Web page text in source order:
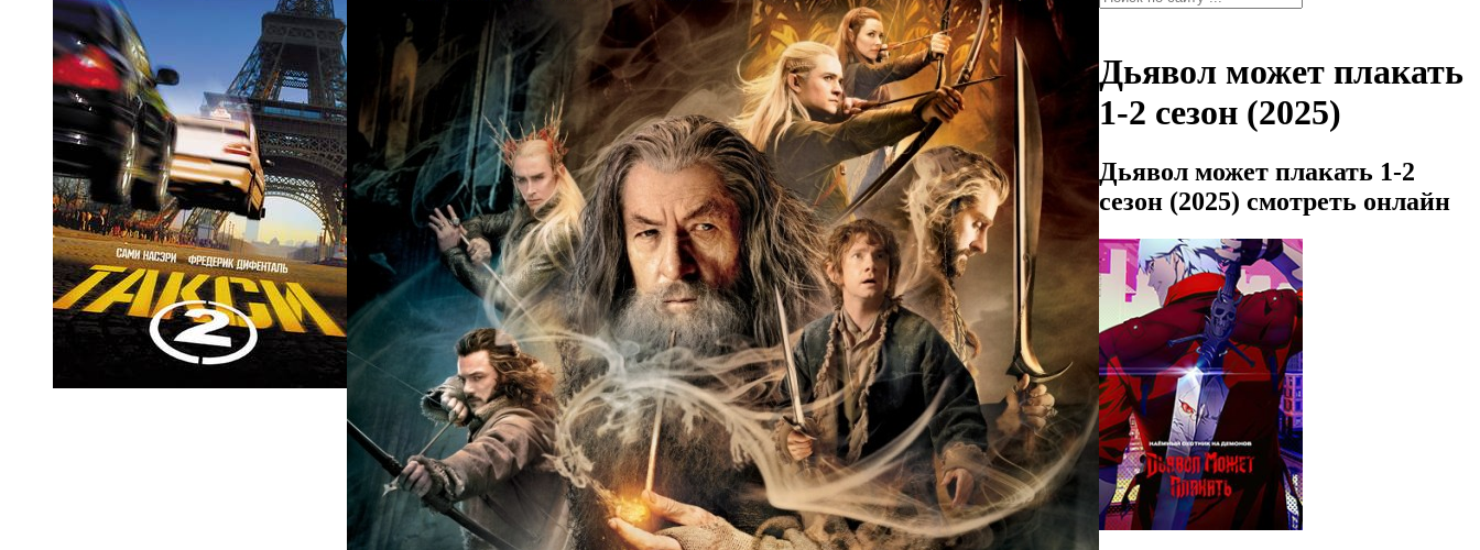
Дьявол может плакать
1-2 сезон (2025)
Дьявол может плакать 1-2
сезон (2025) смотреть онлайн